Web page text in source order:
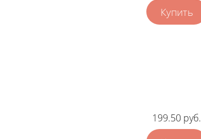
Цена
199.50 руб.